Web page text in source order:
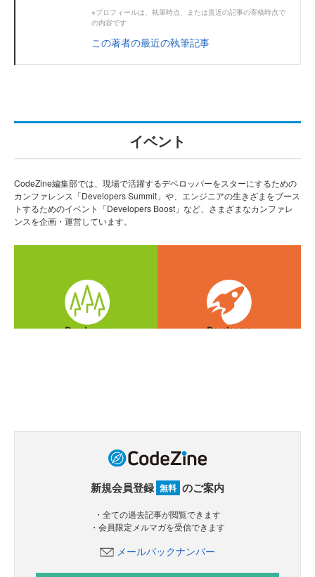
※プロフィールは、執筆時点、または直近の記事の寄稿時点で
の内容です
この著者の最近の執筆記事
イベント
CodeZine編集部では、現場で活躍するデベロッパーをスターにするための
カンファレンス「Developers Summit」や、エンジニアの生きざまをブース
トするためのイベント「Developers Boost」など、さまざまなカンファレ
ンスを企画・運営しています。
新規会員登録 無料 のご案内
・全ての過去記事が閲覧できます
・会員限定メルマガを受信できます
メールバックナンバー